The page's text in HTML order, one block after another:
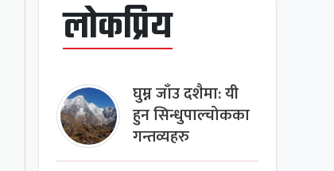
लोकप्रिय
घुम्न जाँउ दशैमा: यी
हुन सिन्धुपाल्चोकका
गन्तव्यहरु